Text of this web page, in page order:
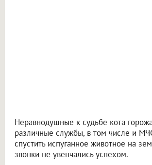
Неравнодушные к судьбе кота
различные службы, в том числе и
спустить испуганное животное на
звонки не увенчались успехом.